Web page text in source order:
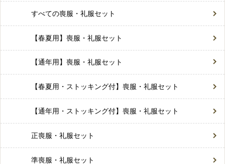
すべての喪服・礼服セット
【春夏用】喪服・礼服セット
【通年用】喪服・礼服セット
【春夏用・ストッキング付】喪服・礼服セット
【通年用・ストッキング付】喪服・礼服セット
正喪服・礼服セット
準喪服・礼服セット